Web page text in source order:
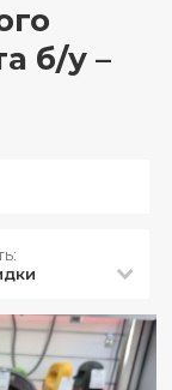
б/у –